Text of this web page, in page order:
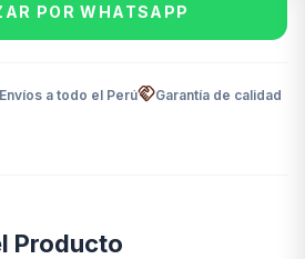
POR WHATSAPP
Envíos a todo el PerúhandshakeGarantía de calidad
Producto